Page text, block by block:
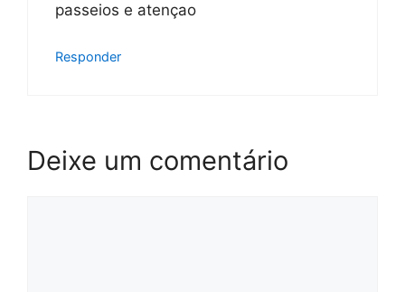
passeios e atençao
Responder
Deixe um comentário